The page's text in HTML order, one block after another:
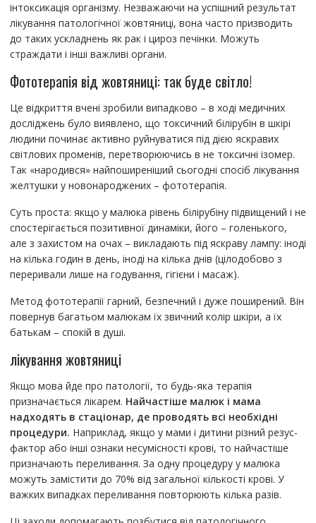
інтоксикація організму. Незважаючи на успішний результат
лікування патологічної жовтяниці, вона часто призводить
до таких ускладнень як рак і цироз печінки. Можуть
страждати і інші важливі органи.
Фототерапія від жовтяниці: так буде світло!
Це відкриття вчені зробили випадково – в ході медичних
досліджень було виявлено, що токсичний білірубін в шкірі
людини починає активно руйнуватися під дією яскравих
світлових променів, перетворюючись в не токсичні ізомер.
Так «народився» найпоширеніший сьогодні спосіб лікування
желтушки у новонароджених – фототерапія.
Суть проста: якщо у малюка рівень білірубіну підвищений і не
спостерігається позитивної динаміки, його – голенького,
але з захистом на очах – викладають під яскраву лампу: іноді
на кілька годин в день, іноді на кілька днів (цілодобово з
переривали лише на годування, гігієни і масаж).
Метод фототерапії гарний, безпечний і дуже поширений. Він
повернув багатьом малюкам їх звичний колір шкіри, а їх
батькам – спокій в душі.
лікування жовтяниці
Якщо мова йде про патології, то будь-яка терапія
призначається лікарем. Найчастіше малюк і мама
надходять в стаціонар, де проводять всі необхідні
процедури. Наприклад, якщо у мами і дитини різний резус-
фактор або інші ознаки несумісності крові, то найчастіше
призначають переливання. За одну процедуру у малюка
можуть замістити до 70% від загальної кількості крові. У
важких випадках переливання повторюють кілька разів.